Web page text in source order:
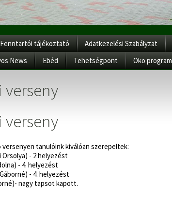
Fenntartói tájékoztató Adatkezelési Szabályzat
News Ebéd Tehetségpont Öko program
tanulóink kiválóan szerepeltek:
Orsolya) - 2.helyezést
- 4. helyezést
- 4. helyezést
nagy tapsot kapott.